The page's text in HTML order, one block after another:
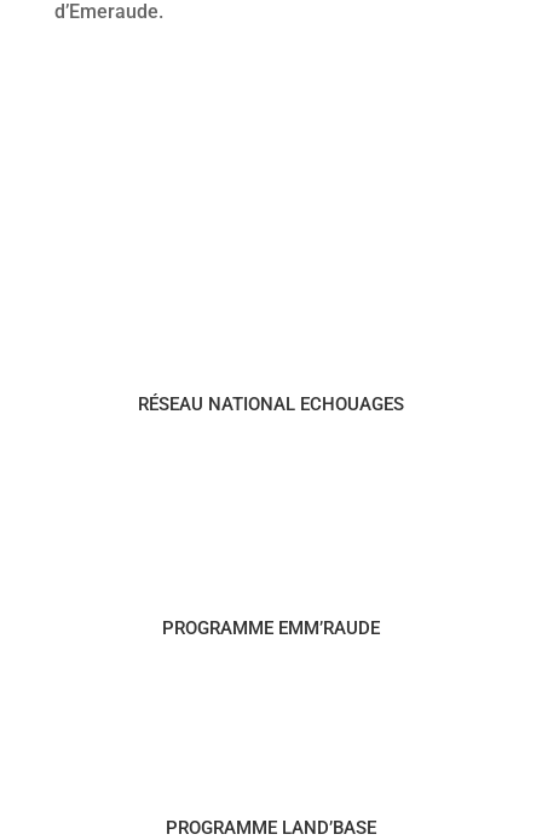
d’Emeraude.
RÉSEAU NATIONAL ECHOUAGES
PROGRAMME EMM’RAUDE
PROGRAMME LAND’BASE